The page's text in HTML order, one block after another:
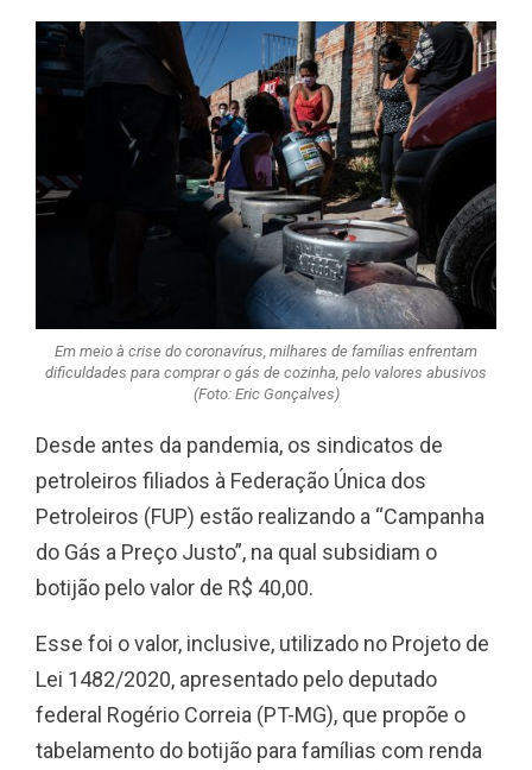
Em meio à crise do coronavírus, milhares de famílias enfrentam
dificuldades para comprar o gás de cozinha, pelo valores abusivos
(Foto: Eric Gonçalves)
Desde antes da pandemia, os sindicatos de
petroleiros filiados à Federação Única dos
Petroleiros (FUP) estão realizando a “Campanha
do Gás a Preço Justo”, na qual subsidiam o
botijão pelo valor de R$ 40,00.
Esse foi o valor, inclusive, utilizado no Projeto de
Lei 1482/2020, apresentado pelo deputado
federal Rogério Correia (PT-MG), que propõe o
tabelamento do botijão para famílias com renda